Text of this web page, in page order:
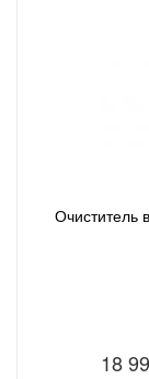
Очиститель
18